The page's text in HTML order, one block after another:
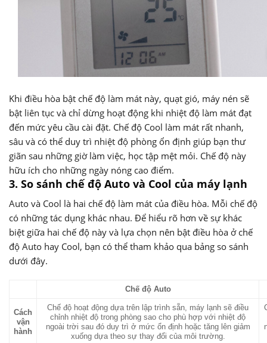
Khi điều hòa bật chế độ làm mát này, quạt gió, máy nén sẽ
bật liên tục và chỉ dừng hoạt động khi nhiệt độ làm mát đạt
đến mức yêu cầu cài đặt. Chế độ Cool làm mát rất nhanh,
sâu và có thể duy trì nhiệt độ phòng ổn định giúp bạn thư
giãn sau những giờ làm việc, học tập mệt mỏi. Chế độ này
hữu ích cho những ngày nóng cao điểm.
3. So sánh chế độ Auto và Cool của máy lạnh
Auto và Cool là hai chế độ làm mát của điều hòa. Mỗi chế độ
có những tác dụng khác nhau. Để hiểu rõ hơn về sự khác
biệt giữa hai chế độ này và lựa chọn nên bật điều hòa ở chế
độ Auto hay Cool, bạn có thể tham khảo qua bảng so sánh
dưới đây.
Chế độ Auto
Cách
vận
hành
Chế độ hoạt động dựa trên lập trình sẵn, máy lạnh sẽ điều
chỉnh nhiệt độ trong phòng sao cho phù hợp với nhiệt độ
ngoài trời sau đó duy trì ở mức ổn định hoặc tăng lên giảm
xuống dựa theo sự thay đổi của môi trường.